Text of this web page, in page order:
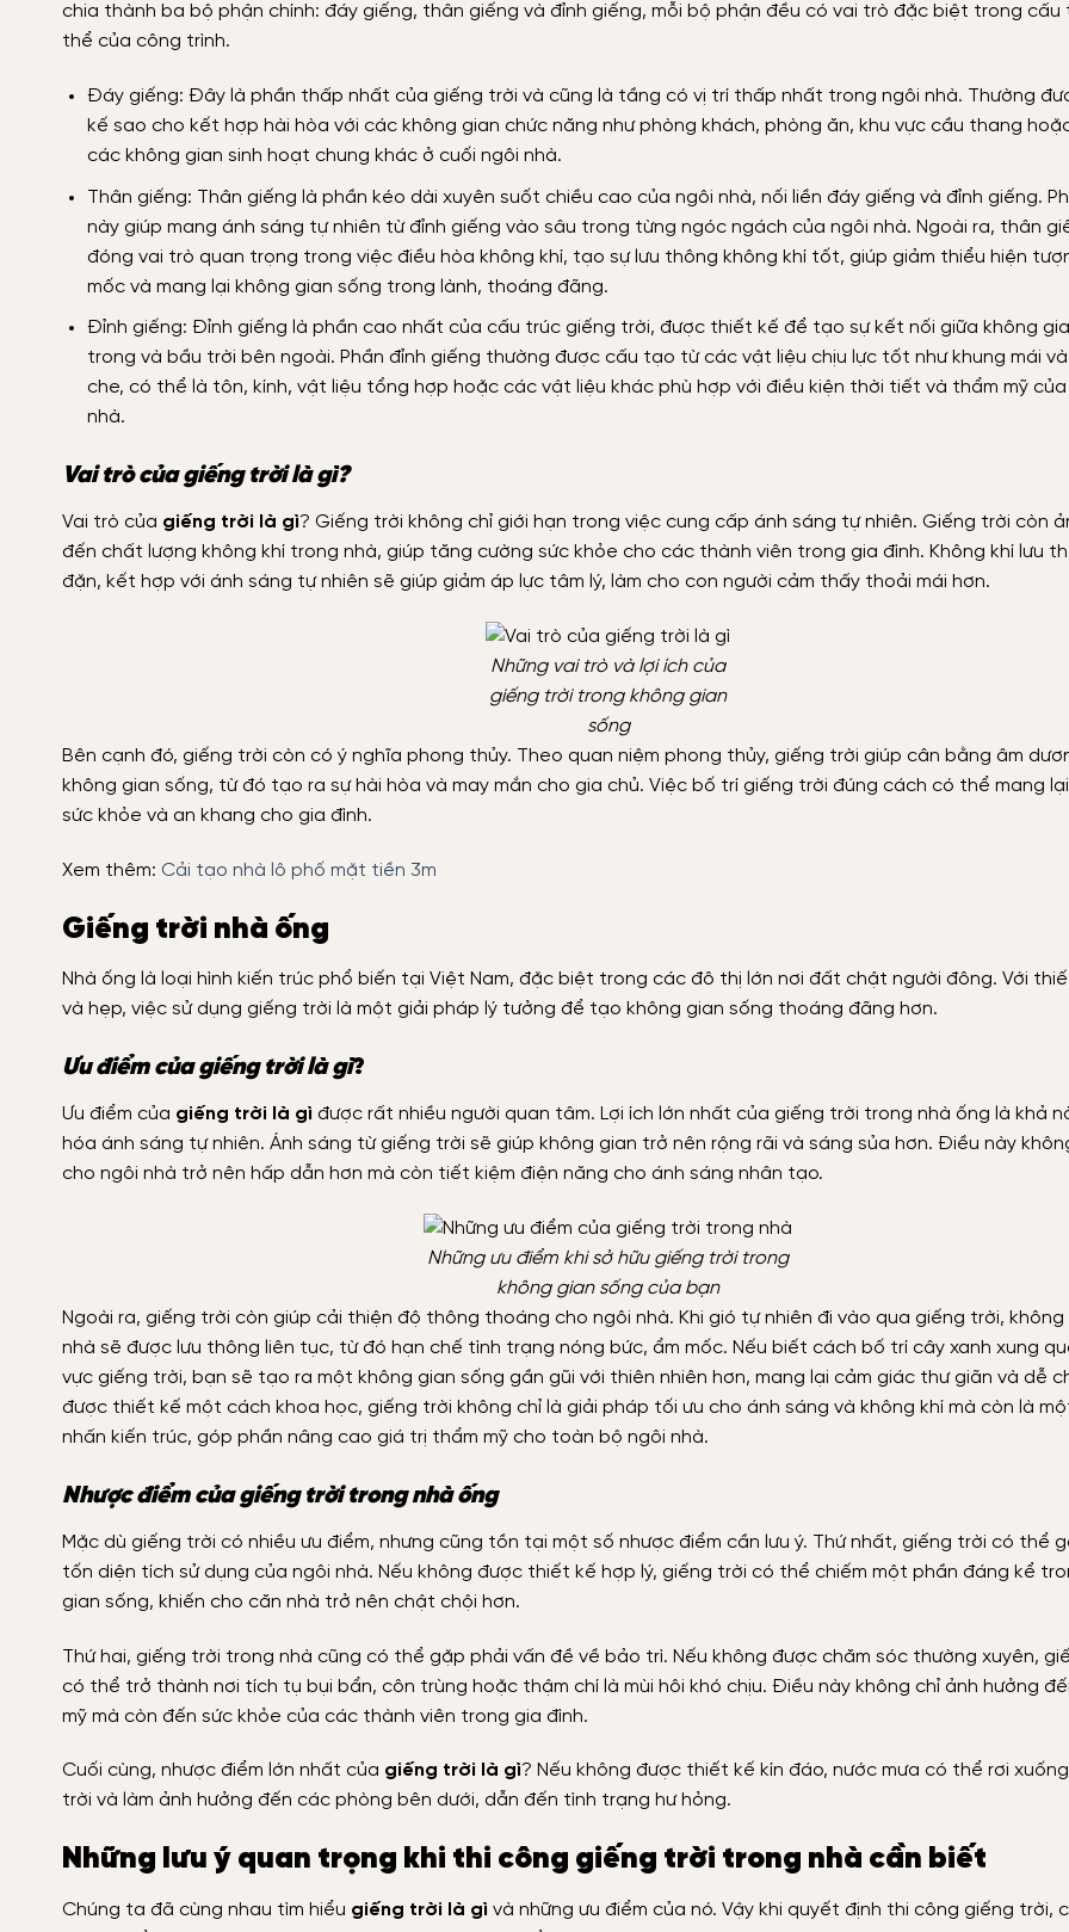
chia thành ba bộ phận chính: đáy giếng, thân giếng và đỉnh giếng, mỗi bộ phận đều có vai trò đặc biệt trong cấu
thể của công trình.
Đáy giếng: Đây là phần thấp nhất của giếng trời và cũng là tầng có vị trí thấp nhất trong ngôi nhà. Thường
kế sao cho kết hợp hài hòa với các không gian chức năng như phòng khách, phòng ăn, khu vực cầu thang
các không gian sinh hoạt chung khác ở cuối ngôi nhà.
Thân giếng: Thân giếng là phần kéo dài xuyên suốt chiều cao của ngôi nhà, nối liền đáy giếng và đỉnh giếng.
này giúp mang ánh sáng tự nhiên từ đỉnh giếng vào sâu trong từng ngóc ngách của ngôi nhà. Ngoài ra, thân
đóng vai trò quan trọng trong việc điều hòa không khí, tạo sự lưu thông không khí tốt, giúp giảm thiểu hiện
mốc và mang lại không gian sống trong lành, thoáng đãng.
Đỉnh giếng: Đỉnh giếng là phần cao nhất của cấu trúc giếng trời, được thiết kế để tạo sự kết nối giữa không
trong và bầu trời bên ngoài. Phần đỉnh giếng thường được cấu tạo từ các vật liệu chịu lực tốt như khung mái
che, có thể là tôn, kính, vật liệu tổng hợp hoặc các vật liệu khác phù hợp với điều kiện thời tiết và thẩm mỹ của
nhà.
Vai trò của giếng trời là gì?
Vai trò của giếng trời là gì? Giếng trời không chỉ giới hạn trong việc cung cấp ánh sáng tự nhiên. Giếng trời còn
đến chất lượng không khí trong nhà, giúp tăng cường sức khỏe cho các thành viên trong gia đình. Không khí lưu
đặn, kết hợp với ánh sáng tự nhiên sẽ giúp giảm áp lực tâm lý, làm cho con người cảm thấy thoải mái hơn.
Những vai trò và lợi ích của
giếng trời trong không gian
sống
Bên cạnh đó, giếng trời còn có ý nghĩa phong thủy. Theo quan niệm phong thủy, giếng trời giúp cân bằng âm
không gian sống, từ đó tạo ra sự hài hòa và may mắn cho gia chủ. Việc bố trí giếng trời đúng cách có thể mang
sức khỏe và an khang cho gia đình.
Xem thêm: Cải tạo nhà lô phố mặt tiền 3m
Giếng trời nhà ống
Nhà ống là loại hình kiến trúc phổ biến tại Việt Nam, đặc biệt trong các đô thị lớn nơi đất chật người đông. Với
và hẹp, việc sử dụng giếng trời là một giải pháp lý tưởng để tạo không gian sống thoáng đãng hơn.
Ưu điểm của giếng trời là gì?
Ưu điểm của giếng trời là gì được rất nhiều người quan tâm. Lợi ích lớn nhất của giếng trời trong nhà ống là khả
hóa ánh sáng tự nhiên. Ánh sáng từ giếng trời sẽ giúp không gian trở nên rộng rãi và sáng sủa hơn. Điều này
cho ngôi nhà trở nên hấp dẫn hơn mà còn tiết kiệm điện năng cho ánh sáng nhân tạo.
Những ưu điểm khi sở hữu giếng trời trong
không gian sống của bạn
Ngoài ra, giếng trời còn giúp cải thiện độ thông thoáng cho ngôi nhà. Khi gió tự nhiên đi vào qua giếng trời, không
nhà sẽ được lưu thông liên tục, từ đó hạn chế tình trạng nóng bức, ẩm mốc. Nếu biết cách bố trí cây xanh xung
vực giếng trời, bạn sẽ tạo ra một không gian sống gần gũi với thiên nhiên hơn, mang lại cảm giác thư giãn và dễ
được thiết kế một cách khoa học, giếng trời không chỉ là giải pháp tối ưu cho ánh sáng và không khí mà còn là
nhấn kiến trúc, góp phần nâng cao giá trị thẩm mỹ cho toàn bộ ngôi nhà.
Nhược điểm của giếng trời trong nhà ống
Mặc dù giếng trời có nhiều ưu điểm, nhưng cũng tồn tại một số nhược điểm cần lưu ý. Thứ nhất, giếng trời có thể
tốn diện tích sử dụng của ngôi nhà. Nếu không được thiết kế hợp lý, giếng trời có thể chiếm một phần đáng kể
gian sống, khiến cho căn nhà trở nên chật chội hơn.
Thứ hai, giếng trời trong nhà cũng có thể gặp phải vấn đề về bảo trì. Nếu không được chăm sóc thường xuyên,
có thể trở thành nơi tích tụ bụi bẩn, côn trùng hoặc thậm chí là mùi hôi khó chịu. Điều này không chỉ ảnh hưởng
mỹ mà còn đến sức khỏe của các thành viên trong gia đình.
Cuối cùng, nhược điểm lớn nhất của giếng trời là gì? Nếu không được thiết kế kín đáo, nước mưa có thể rơi
trời và làm ảnh hưởng đến các phòng bên dưới, dẫn đến tình trạng hư hỏng.
Những lưu ý quan trọng khi thi công giếng trời trong nhà cần biết
Chúng ta đã cùng nhau tìm hiểu giếng trời là gì và những ưu điểm của nó. Vậy khi quyết định thi công giếng trời,